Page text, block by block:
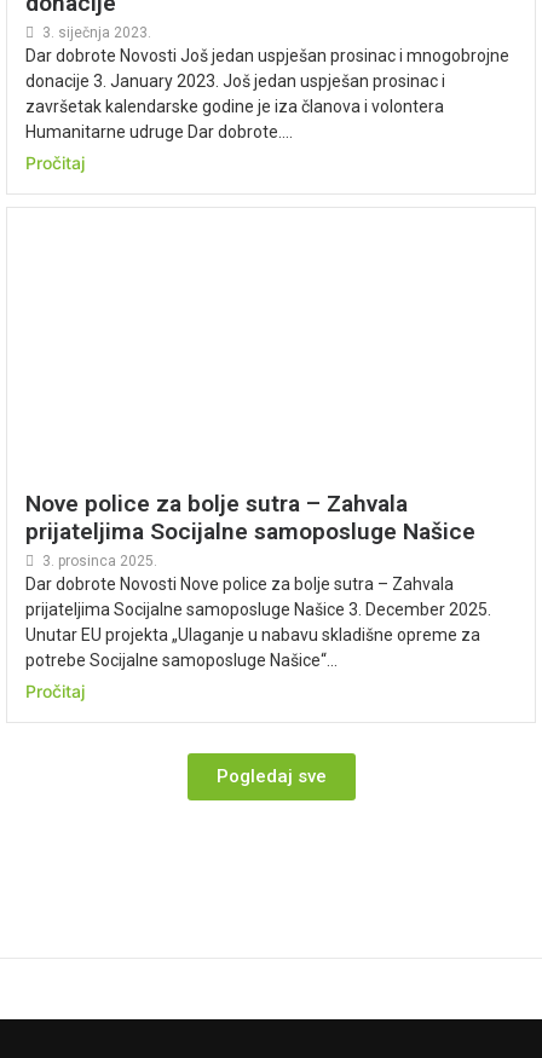
3. siječnja 2023.
Dar dobrote Novosti Još jedan uspješan prosinac i mnogobrojne
donacije 3. January 2023. Još jedan uspješan prosinac i
završetak kalendarske godine je iza članova i volontera
Humanitarne udruge Dar dobrote....
Pročitaj
Nove police za bolje sutra – Zahvala
prijateljima Socijalne samoposluge Našice
3. prosinca 2025.
Dar dobrote Novosti Nove police za bolje sutra – Zahvala
prijateljima Socijalne samoposluge Našice 3. December 2025.
Unutar EU projekta „Ulaganje u nabavu skladišne opreme za
potrebe Socijalne samoposluge Našice“...
Pročitaj
Pogledaj sve